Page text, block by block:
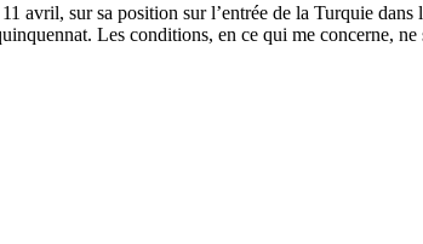
avril, sur sa position sur l’entrée de la Turquie
Les conditions, en ce qui me concerne,